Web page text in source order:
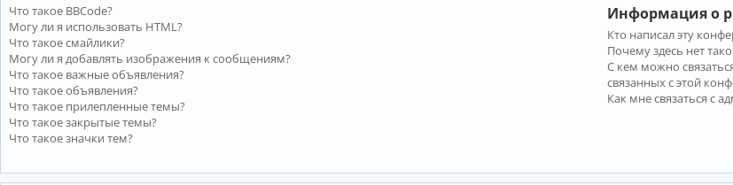
Что такое BBCode?
Могу ли я использовать HTML?
Что такое смайлики?
Могу ли я добавлять изображения к сообщениям?
Что такое важные объявления?
Что такое объявления?
Что такое прилепленные темы?
Что такое закрытые темы?
Что такое значки тем?
Информация о
Кто написал эту
Почему здесь нет
С кем можно
связанных с этой
Как мне связаться с